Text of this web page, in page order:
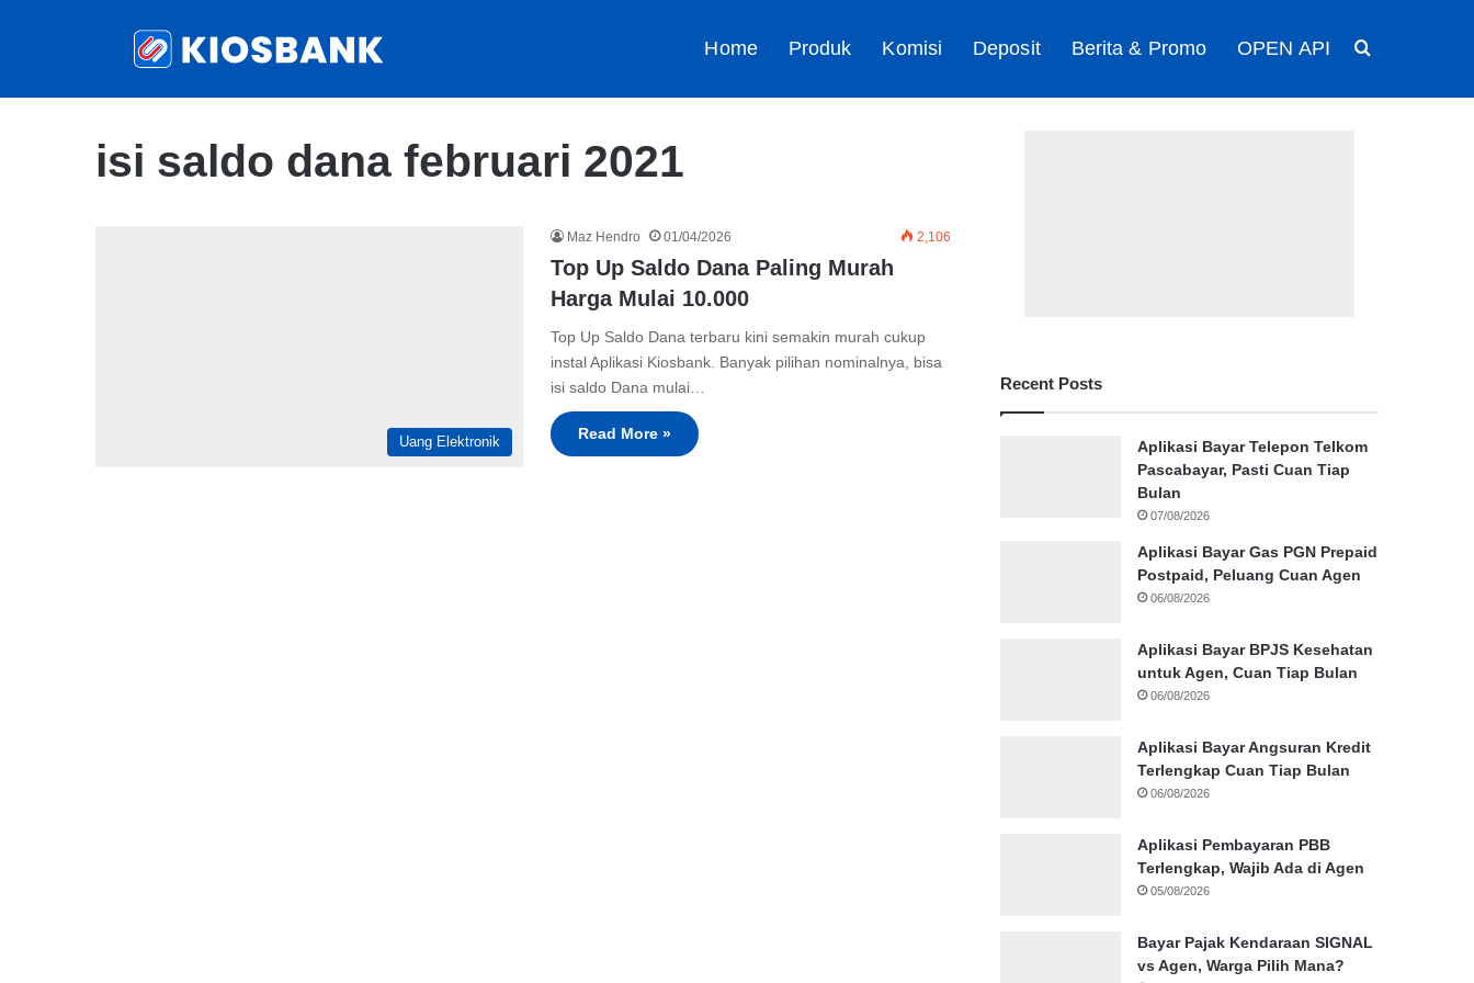
Home Produk Komisi Deposit Berita & Promo OPEN API
isi saldo dana februari 2021
Uang Elektronik
Maz Hendro 01/04/2026 2,106
Top Up Saldo Dana Paling Murah
Harga Mulai 10.000
Top Up Saldo Dana terbaru kini semakin murah cukup
instal Aplikasi Kiosbank. Banyak pilihan nominalnya, bisa
isi saldo Dana mulai…
Read More »
Recent Posts
Aplikasi Bayar Telepon Telkom
Pascabayar, Pasti Cuan Tiap
Bulan
07/08/2026
Aplikasi Bayar Gas PGN Prepaid
Postpaid, Peluang Cuan Agen
06/08/2026
Aplikasi Bayar BPJS Kesehatan
untuk Agen, Cuan Tiap Bulan
06/08/2026
Aplikasi Bayar Angsuran Kredit
Terlengkap Cuan Tiap Bulan
06/08/2026
Aplikasi Pembayaran PBB
Terlengkap, Wajib Ada di Agen
05/08/2026
Bayar Pajak Kendaraan SIGNAL
vs Agen, Warga Pilih Mana?